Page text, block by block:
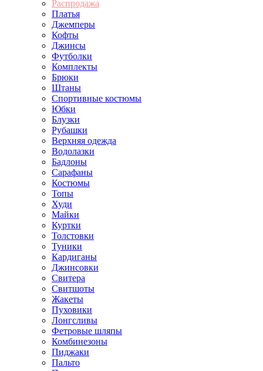
Распродажа
Платья
Джемперы
Кофты
Джинсы
Футболки
Комплекты
Брюки
Штаны
Спортивные костюмы
Юбки
Блузки
Рубашки
Верхняя одежда
Водолазки
Бадлоны
Сарафаны
Костюмы
Топы
Худи
Майки
Куртки
Толстовки
Туники
Кардиганы
Джинсовки
Свитера
Свитшоты
Жакеты
Пуховики
Лонгсливы
Фетровые шляпы
Комбинезоны
Пиджаки
Пальто